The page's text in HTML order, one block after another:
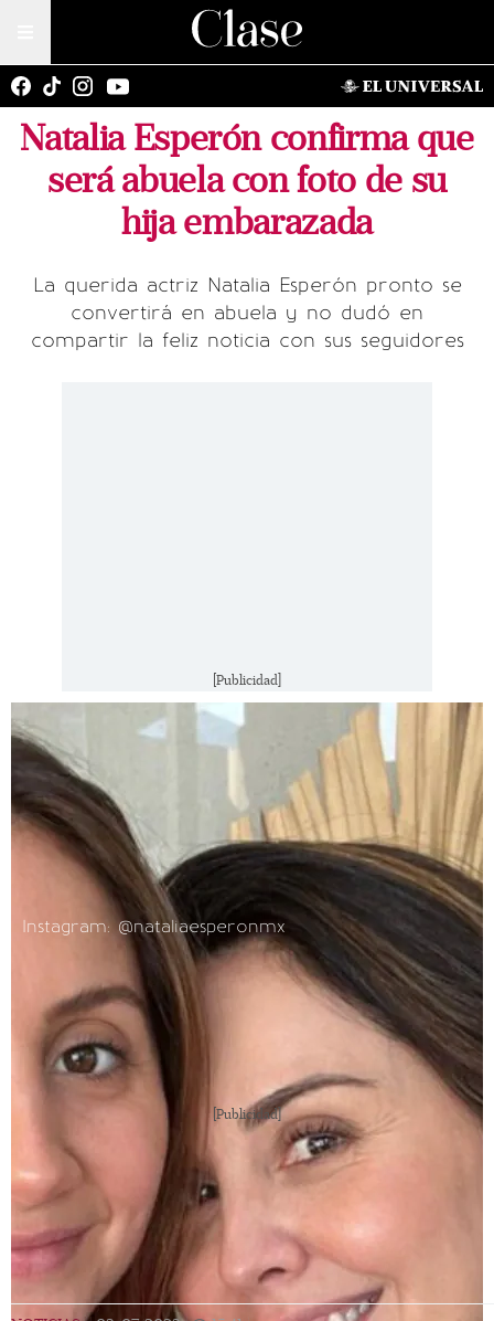
Natalia Esperón confirma que
será abuela con foto de su
hija embarazada
La querida actriz Natalia Esperón pronto se
convertirá en abuela y no dudó en
compartir la feliz noticia con sus seguidores
[Publicidad]
Instagram: @nataliaesperonmx
[Publicidad]